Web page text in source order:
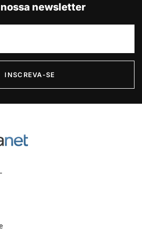
newsletter
INSCREVA-SE